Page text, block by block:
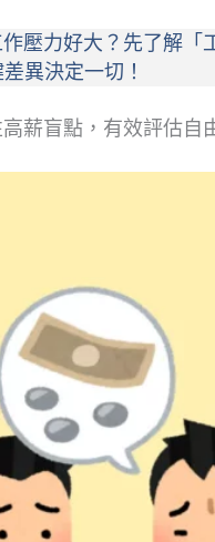
作壓力好大？先了解「
異決定一切！
薪盲點，有效評估自